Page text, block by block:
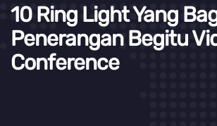
10 Ring Light Yang
Penerangan Begitu
Conference